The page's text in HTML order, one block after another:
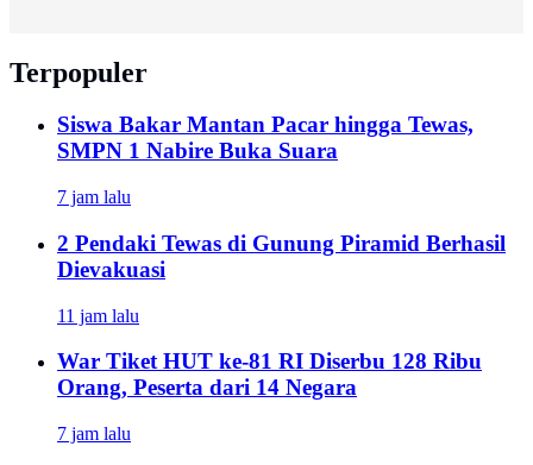
Terpopuler
Siswa Bakar Mantan Pacar hingga Tewas,
SMPN 1 Nabire Buka Suara
7 jam lalu
2 Pendaki Tewas di Gunung Piramid Berhasil
Dievakuasi
11 jam lalu
War Tiket HUT ke-81 RI Diserbu 128 Ribu
Orang, Peserta dari 14 Negara
7 jam lalu